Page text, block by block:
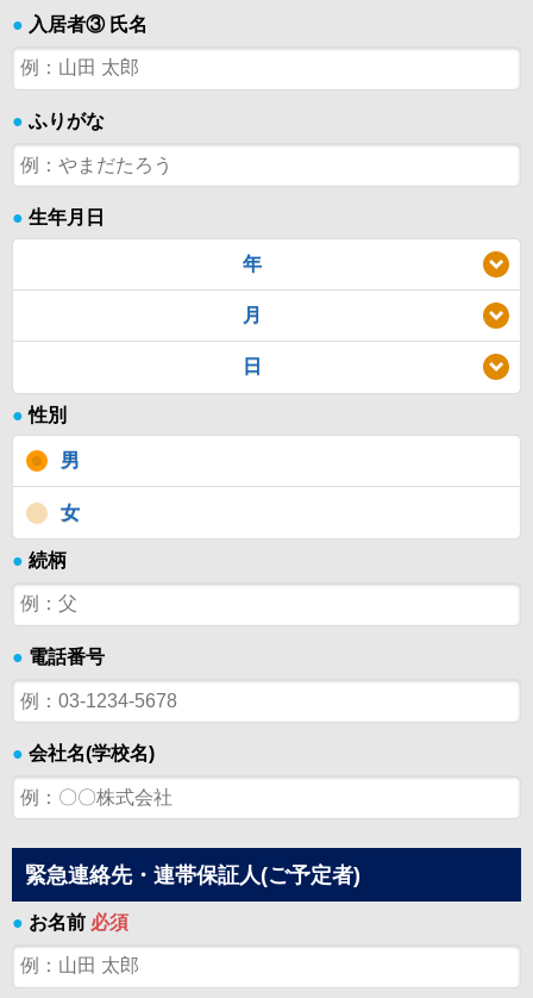
● 入居者③ 氏名
● ふりがな
● 生年月日
年
月
日
● 性別
男
女
● 続柄
● 電話番号
● 会社名(学校名)
緊急連絡先・連帯保証人(ご予定者)
● お名前 必須